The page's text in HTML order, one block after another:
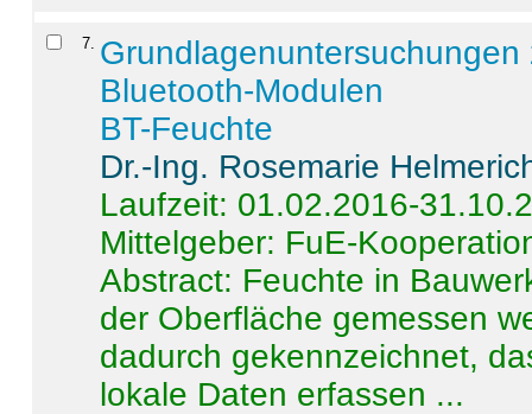
7
Bluetooth-Modulen
BT-Feuchte
Dr.-Ing. Rosemarie
Laufzeit: 01.02.2016-
Mittelgeber: FuE-
Abstract: Feuchte in
der Oberfläche gemessen
dadurch gekennzeichnet,
lokale Daten erfassen ...